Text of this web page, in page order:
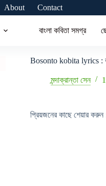
About Contact
বাংলা কবিতা সমগ্র
Bosonto kobita lyrics :
মন্দাক্রান্তা সেন
প্রিয়জনের কাছে শেয়ার